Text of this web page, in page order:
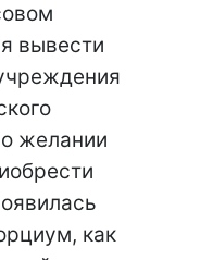
вывести
желании
как